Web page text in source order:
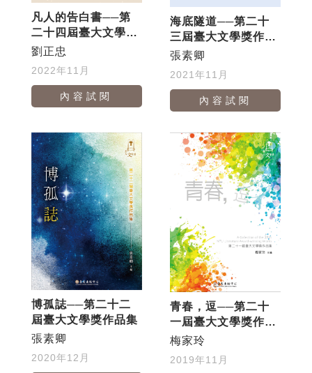
凡人的告白書──第
二十四屆臺大文學獎
作品集
劉正忠
2022年11月
內容試閱
海底隧道──第二十
三屆臺大文學獎作品
集
張素卿
2021年11月
內容試閱
博孤誌──第二十二
屆臺大文學獎作品集
張素卿
2020年12月
青春，逗──第二十
一屆臺大文學獎作品
集
梅家玲
2019年11月